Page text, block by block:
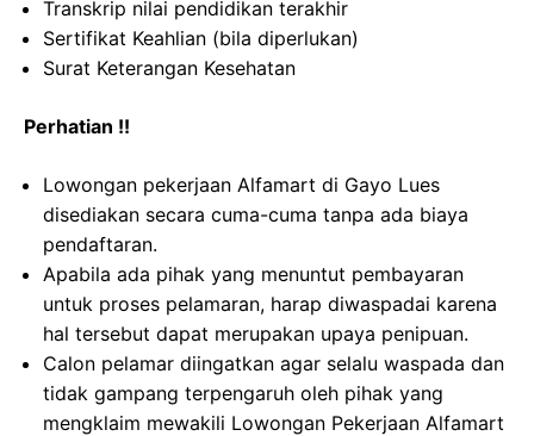
Transkrip nilai pendidikan terakhir
Sertifikat Keahlian (bila diperlukan)
Surat Keterangan Kesehatan
Perhatian !!
Lowongan pekerjaan Alfamart di Gayo Lues
disediakan secara cuma-cuma tanpa ada biaya
pendaftaran.
Apabila ada pihak yang menuntut pembayaran
untuk proses pelamaran, harap diwaspadai karena
hal tersebut dapat merupakan upaya penipuan.
Calon pelamar diingatkan agar selalu waspada dan
tidak gampang terpengaruh oleh pihak yang
mengklaim mewakili Lowongan Pekerjaan Alfamart